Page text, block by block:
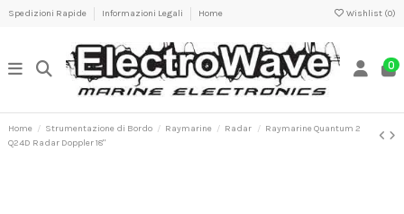
Spedizioni Rapide Informazioni Legali Home Wishlist (0)
0
Home Strumentazione di Bordo Raymarine Radar
Raymarine Quantum 2
Q24D Radar Doppler 18"